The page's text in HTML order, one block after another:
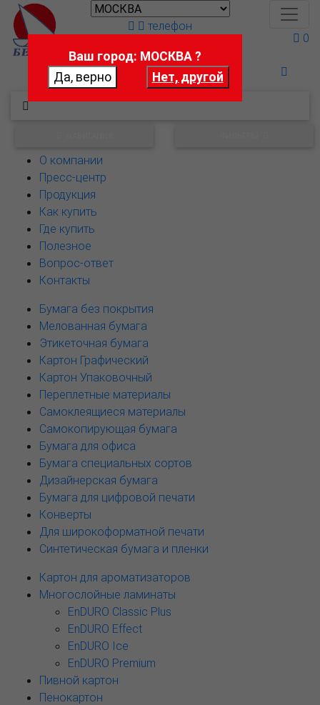
Поможем выбрать
телефон
0
О компании
Пресс-центр
Продукция
Как купить
Где купить
Полезное
Вопрос-ответ
Контакты
Бумага без покрытия
Мелованная бумага
Этикеточная бумага
Картон Графический
Картон Упаковочный
Переплетные материалы
Самоклеящиеся материалы
Самокопирующая бумага
Бумага для офиса
Бумага специальных сортов
Дизайнерская бумага
Бумага для цифровой печати
Конверты
Для широкоформатной печати
Синтетическая бумага и пленки
Картон для ароматизаторов
Многослойные ламинаты
EnDURO Classic Plus
EnDURO Effect
EnDURO Ice
EnDURO Premium
Пивной картон
Пенокартон
Ваш город: МОСКВА ?